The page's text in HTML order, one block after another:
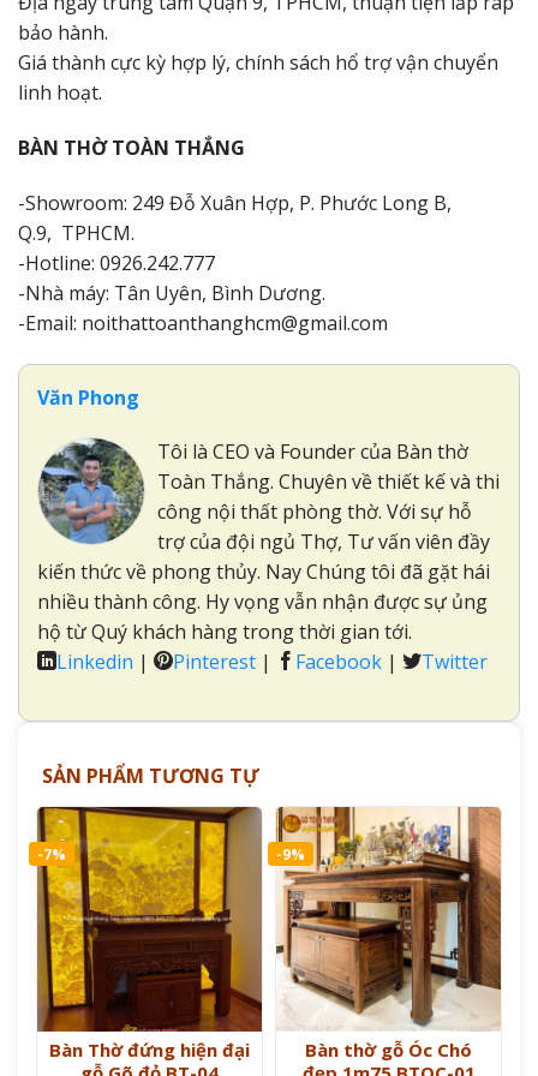
bảo hành.
Giá thành cực kỳ hợp lý, chính sách hổ trợ vận chuyển
linh hoạt.
BÀN THỜ TOÀN THẮNG
-Showroom: 249 Đỗ Xuân Hợp, P. Phước Long B,
Q.9, TPHCM.
-Hotline: 0926.242.777
-Nhà máy: Tân Uyên, Bình Dương.
-Email: noithattoanthanghcm@gmail.com
Văn Phong
Tôi là CEO và Founder của Bàn thờ
Toàn Thắng. Chuyên về thiết kế và thi
công nội thất phòng thờ. Với sự hỗ
trợ của đội ngủ Thợ, Tư vấn viên đầy
kiến thức về phong thủy. Nay Chúng tôi đã gặt hái
nhiều thành công. Hy vọng vẫn nhận được sự ủng
hộ từ Quý khách hàng trong thời gian tới.
Linkedin | Pinterest | Facebook | Twitter
SẢN PHẨM TƯƠNG TỰ
-7%
Bàn Thờ đứng hiện đại
-9%
Bàn thờ gỗ Óc Chó